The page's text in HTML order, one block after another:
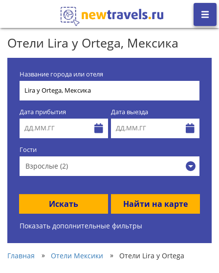
Отели Lira y Ortega, Мексика
Название города или отеля
Дата прибытия Дата выезда
Гости
Взрослые (2)
Искать Найти на карте
Показать дополнительные фильтры
Главная » Отели Мексики » Отели Lira y Ortega